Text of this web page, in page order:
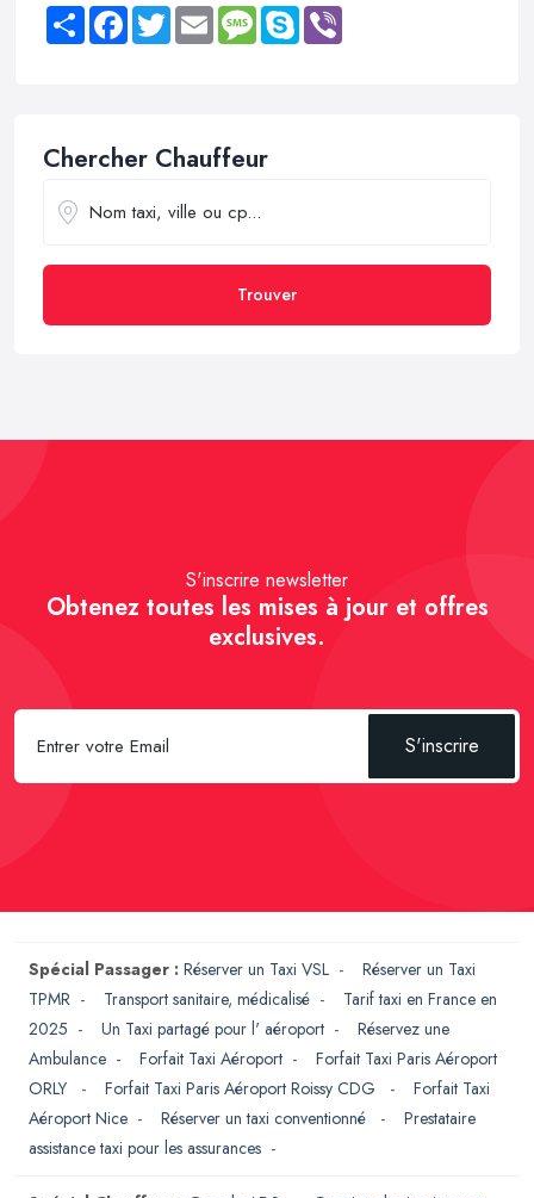
Share FacebookTwitter Email MessageSkype
Chercher Chauffeur
Trouver
S'inscrire newsletter
Obtenez toutes les mises à jour et offres
exclusives.
S'inscrire
Spécial Passager : Réserver un Taxi VSL - Réserver un Taxi
TPMR - Transport sanitaire, médicalisé - Tarif taxi en France en
2025 - Un Taxi partagé pour l' aéroport - Réservez une
Ambulance - Forfait Taxi Aéroport - Forfait Taxi Paris Aéroport
ORLY
- Forfait Taxi Paris Aéroport Roissy CDG - Forfait Taxi
Aéroport Nice - Réserver un taxi conventionné - Prestataire
assistance taxi pour les assurances -